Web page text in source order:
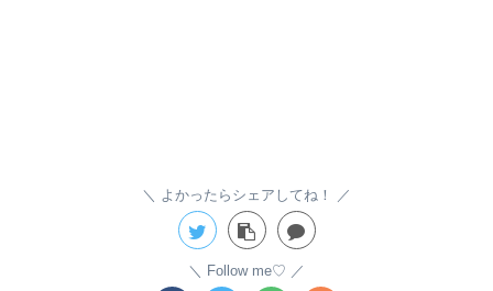
よかったらシェアしてね！
Follow me♡